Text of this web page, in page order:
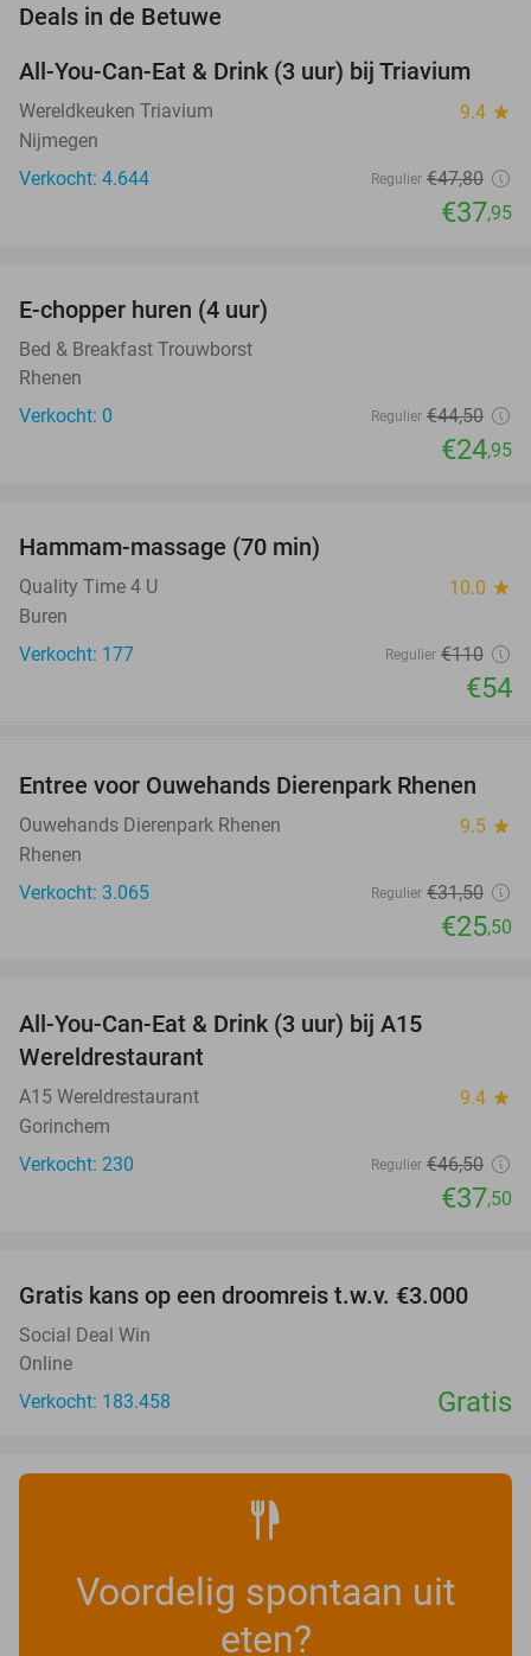
Deals in de Betuwe
21%
All-You-Can-Eat & Drink (3 uur) bij Triavium
Wereldkeuken Triavium 9.4 star
Nijmegen
Verkocht: 4.644
Regulier €47,80
€37,95
NEW
TODAY
E-chopper huren (4 uur)
Bed & Breakfast Trouwborst
Rhenen
Verkocht: 0
Regulier €44,50
€24,95
Hammam-massage (70 min)
Quality Time 4 U 10.0 star
Buren
Verkocht: 177
Regulier €110
€54
19%
Entree voor Ouwehands Dierenpark Rhenen
Ouwehands Dierenpark Rhenen 9.5 star
Rhenen
Verkocht: 3.065
Regulier €31,50
€25,50
All-You-Can-Eat & Drink (3 uur) bij A15
Wereldrestaurant
A15 Wereldrestaurant 9.4 star
Gorinchem
Verkocht: 230
Regulier €46,50
€37,50
Gratis kans op een droomreis t.w.v. €3.000
Social Deal Win
Online
Verkocht: 183.458
Gratis
Voordelig spontaan uit
eten?